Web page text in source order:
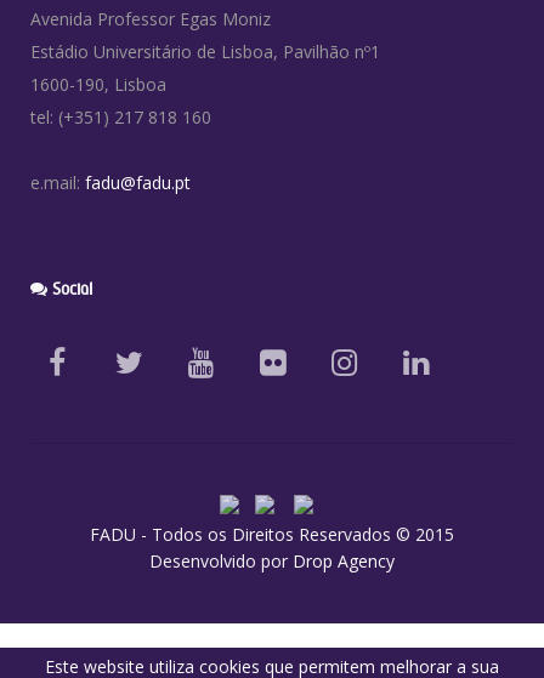
Avenida Professor Egas Moniz
Estádio Universitário de Lisboa, Pavilhão nº1
1600-190, Lisboa
tel: (+351) 217 818 160
e.mail: fadu@fadu.pt
Social
FADU - Todos os Direitos Reservados © 2015
Desenvolvido por Drop Agency
Este website utiliza cookies que permitem melhorar a sua